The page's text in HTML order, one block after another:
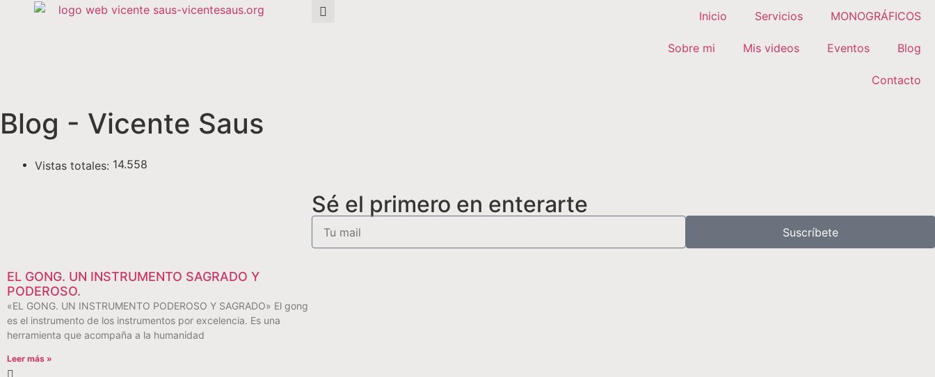
Inicio Servicios MONOGRÁFICOS
Sobre mi Mis videos Eventos Blog
Contacto
Blog - Vicente Saus
Vistas totales: 14.558
Sé el primero en enterarte
Suscríbete
EL GONG. UN INSTRUMENTO SAGRADO Y
PODEROSO.
«EL GONG. UN INSTRUMENTO PODEROSO Y SAGRADO» El gong
es el instrumento de los instrumentos por excelencia. Es una
herramienta que acompaña a la humanidad
Leer más »